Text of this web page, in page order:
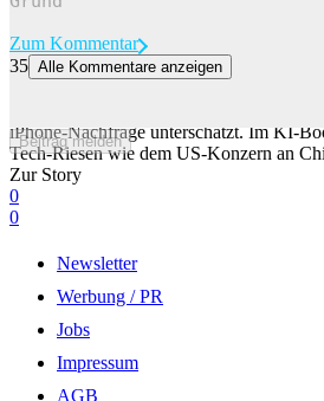
Beitrag melden
Zum Kommentar
35 Alle Kommentare anzeigen
iPhone-Nachfrage unterschätzt. Im KI-
Tech-Riesen wie dem US-Konzern an
Zur Story
0
0
Newsletter
Werbung / PR
Jobs
Impressum
AGB